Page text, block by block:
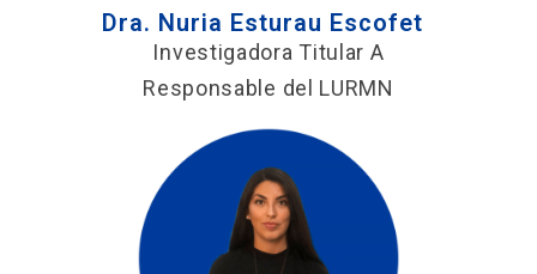
Dra. Nuria Esturau Escofet
Investigadora Titular A
Responsable del LURMN